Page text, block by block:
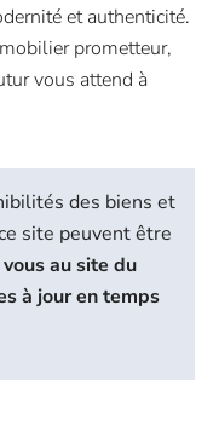
et authenticité.
prometteur,
vous attend à
des biens et
site peuvent être
au site du
à jour en temps